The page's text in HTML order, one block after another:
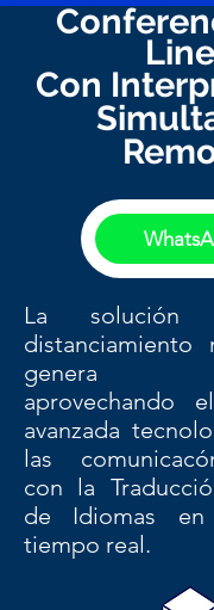
Con I
La solución
distanciamiento
genera
aprovechando
avanzada
las
con la
de Idiomas
tiempo real.